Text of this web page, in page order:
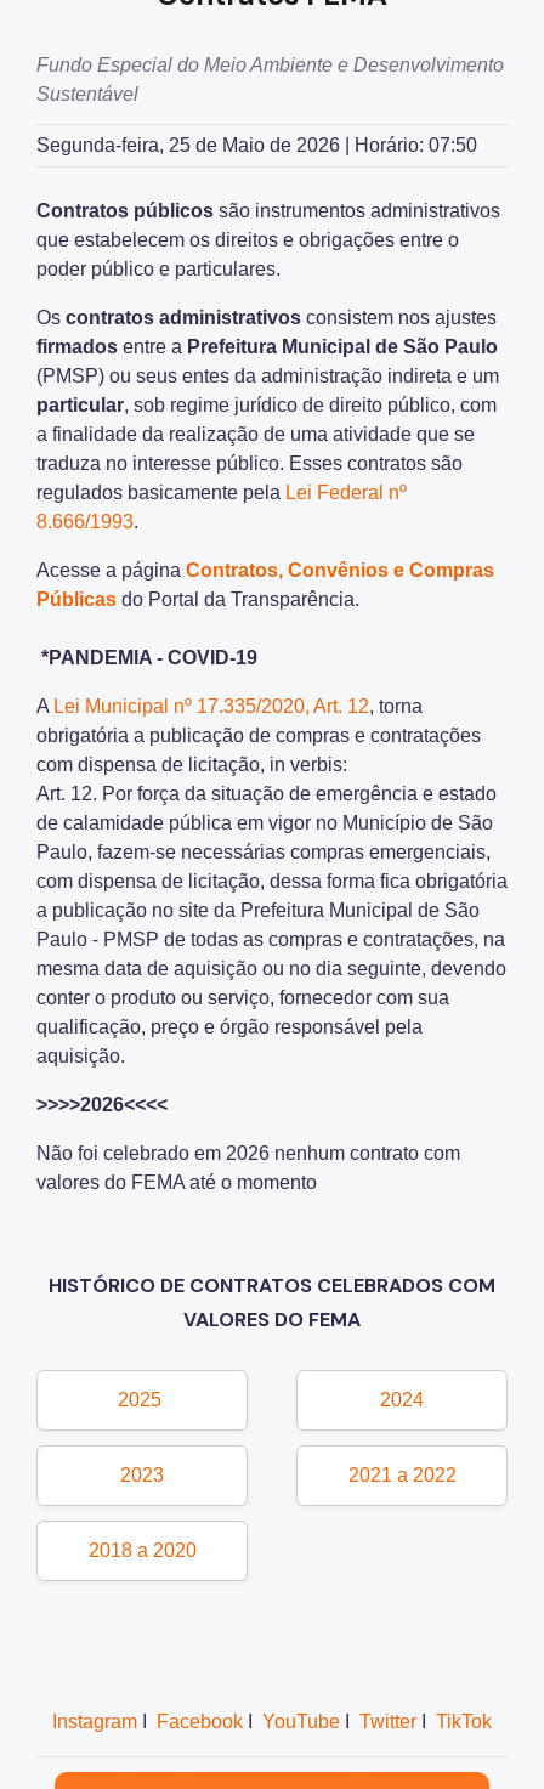
Herbário Municipal
Parques Urbanos
Parques Concessionados
Trilha Interparques
Educação Ambiental UMAPAZ
Programação
Planetários
Planejamento Ambiental
Biosampa
Licenciamento Ambiental
Licenciamento Ambiental Industrial
Licenciamento Ambiental Não-Industrial
Áreas Contaminadas
Estudos Ambientais
Produtos Perigosos
TCA - Termo de Compromisso Ambiental
Motogeradores
IPVA
Fiscalização Ambiental
TAC - Termo de Ajustamento de Conduta
Comitê do Clima
Plano de Ação Climática
Planos
Áreas Protegidas, Áreas Verdes e Espaços Livres
Plano de Ação Climática
Fundo Especial do Meio Ambiente e Desenvolvimento
Sustentável
Segunda-feira, 25 de Maio de 2026 | Horário: 07:50
Contratos públicos são instrumentos administrativos
que estabelecem os direitos e obrigações entre o
poder público e particulares.
Os contratos administrativos consistem nos ajustes
firmados entre a Prefeitura Municipal de São Paulo
(PMSP) ou seus entes da administração indireta e um
particular, sob regime jurídico de direito público, com
a finalidade da realização de uma atividade que se
traduza no interesse público. Esses contratos são
regulados basicamente pela Lei Federal nº
8.666/1993.
Acesse a página Contratos, Convênios e Compras
Públicas do Portal da Transparência.
*PANDEMIA - COVID-19
A Lei Municipal nº 17.335/2020, Art. 12, torna
obrigatória a publicação de compras e contratações
com dispensa de licitação, in verbis:
Art. 12. Por força da situação de emergência e estado
de calamidade pública em vigor no Município de São
Paulo, fazem-se necessárias compras emergenciais,
com dispensa de licitação, dessa forma fica obrigatória
a publicação no site da Prefeitura Municipal de São
Paulo - PMSP de todas as compras e contratações, na
mesma data de aquisição ou no dia seguinte, devendo
conter o produto ou serviço, fornecedor com sua
qualificação, preço e órgão responsável pela
aquisição.
>>>>2026<<<<
Não foi celebrado em 2026 nenhum contrato com
valores do FEMA até o momento
HISTÓRICO DE CONTRATOS CELEBRADOS COM
VALORES DO FEMA
2025 2024
2023 2021 a 2022
2018 a 2020
Instagram Facebook YouTube Twitter TikTok